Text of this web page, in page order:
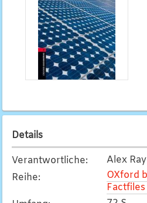
Details
Verantwortliche:
Alex
Reihe:
OXford